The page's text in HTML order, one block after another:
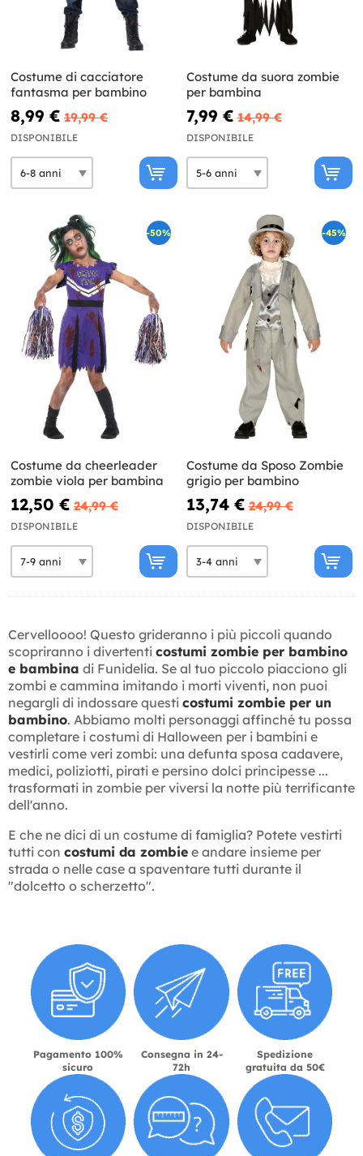
Costume di cacciatore
fantasma per bambino
8,99 € 19,99 €
DISPONIBILE
Costume da suora zombie
per bambina
7,99 € 14,99 €
DISPONIBILE
-50%
Costume da cheerleader
zombie viola per bambina
12,50 € 24,99 €
DISPONIBILE
-45%
Costume da Sposo Zombie
grigio per bambino
13,74 € 24,99 €
DISPONIBILE
Cervelloooo! Questo grideranno i più piccoli quando
scopriranno i divertenti costumi zombie per bambino
e bambina di Funidelia. Se al tuo piccolo piacciono gli
zombi e cammina imitando i morti viventi, non puoi
negargli di indossare questi costumi zombie per un
bambino. Abbiamo molti personaggi affinché tu possa
completare i costumi di Halloween per i bambini e
vestirli come veri zombi: una defunta sposa cadavere,
medici, poliziotti, pirati e persino dolci principesse ...
trasformati in zombie per viversi la notte più terrificante
dell'anno.
E che ne dici di un costume di famiglia? Potete vestirti
tutti con costumi da zombie e andare insieme per
strada o nelle case a spaventare tutti durante il
"dolcetto o scherzetto".
Pagamento 100%
sicuro
Consegna in 24-
72h
Spedizione
gratuita da 50€